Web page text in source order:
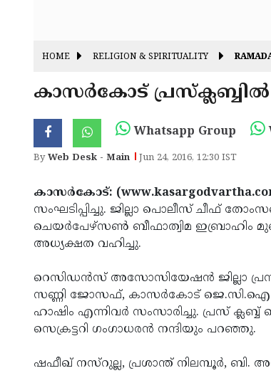
HOME RELIGION & SPIRITUALITY
കാസര്‍കോട്
Whatsapp Group
ByWeb Desk - Main Jun 24, 2016, 12:30 IST
കാസര്‍കോട്:
സംഘടിപ്പിച്ചു. ജില്ലാ പൊലീസ് ചീഫ്
ചെയര്‍പേഴ്‌സണ്‍ ബീഫാത്വിമ ഇബ്രാഹിം
അധ്യക്ഷത വഹിച്ചു.
റെസിഡന്‍സ് അസോസിയേഷന്‍ ജില്ലാ
സണ്ണി ജോസഫ്, കാസര്‍കോട് ജെ.സി.ഐ
ഹാഷിം എന്നിവര്‍ സംസാരിച്ചു. പ്രസ് ക്ലബ്ബ്
സെക്രട്ടറി ഗംഗാധരന്‍ നന്ദിയും പറഞ്ഞു.
ഷഫീഖ് നസ്‌റുല്ല, പ്രശാന്ത് നിലമ്പൂര്‍,